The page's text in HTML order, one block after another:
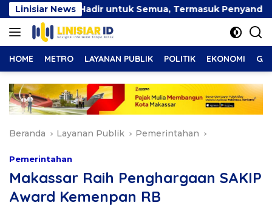
Langsung
ke
konten
Linisiar News
Hadir untuk Semua, Termasuk Penyandang
HOME METRO LAYANAN PUBLIK POLITIK EKONOMI
Beranda Layanan Publik Pemerintahan
Pemerintahan
Makassar Raih Penghargaan SAKIP
Award Kemenpan RB